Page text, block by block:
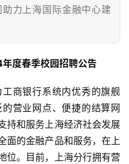
力上海国际金融中心建
度春季校园招聘公告
商银行系统内优秀的旗舰
营业网点、便捷的结算网
持和服务上海经济社会发展
面的金融产品和服务，在上
位。目前，上海分行拥有营